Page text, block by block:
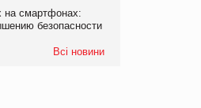
на смартфонах:
безопасности
Всі новини